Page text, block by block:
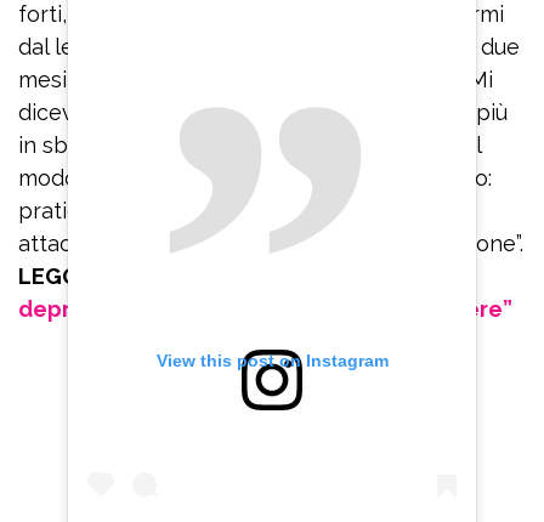
forti, ero immobilizzata, non riuscivo ad alzarmi
dal letto e ad uscire dalla stanza. Sono stata due
mesi rinchiusa in casa, con le tende chiuse. Mi
dicevano: ‘Respira’. Io ci provavo ma andavo più
in sbatti. Invece bisogna imparare a farlo nel
modo corretto. Quindi rinnovo il mio consiglio:
praticate Hatha yoga se volete uscire dagli
attacchi di panico che portano alla depressione”.
LEGGI ANCHE:
depressione: “Sono sparita per sopravvivere”
View this post on Instagram